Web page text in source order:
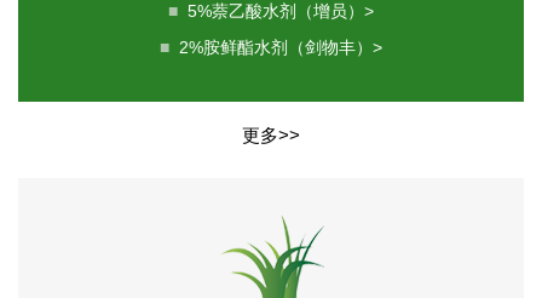
■ 5%萘乙酸水剂（增员）>
■ 2%胺鲜酯水剂（剑物丰）>
更多>>